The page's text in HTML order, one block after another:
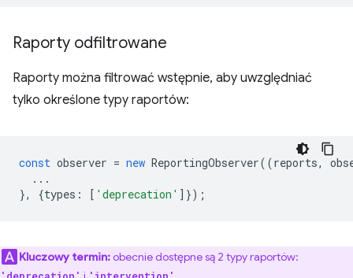
Raporty odfiltrowane
Raporty można filtrować wstępnie, aby uwzględniać
tylko określone typy raportów:
const observer = new ReportingObserver((reports,
...
},
{types : [ 'deprecation' ]});
Kluczowy termin:obecnie dostępne są 2 typy raportów: